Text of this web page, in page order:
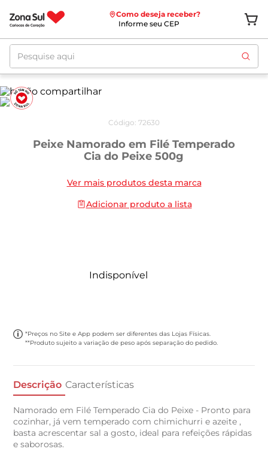
Como deseja receber?
Informe seu CEP
Pesquise aqui
Código: 72630
Peixe Namorado em Filé Temperado
Cia do Peixe 500g
Ver mais produtos desta marca
Adicionar produto a lista
Indisponível
*Preços no Site e App podem ser diferentes das Lojas Físicas.
**Produto sujeito a variação de peso após separação do pedido.
Descrição Características
Namorado em Filé Temperado Cia do Peixe - Pronto para
cozinhar, já vem temperado com chimichurri e azeite ,
basta acrescentar sal a gosto, ideal para refeições rápidas
e saborosas.